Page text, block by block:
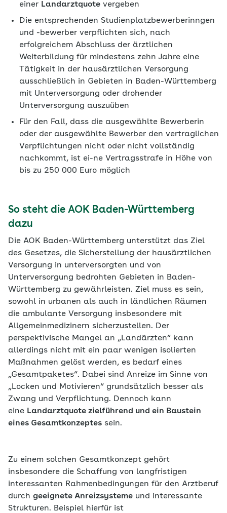
einer Landarztquote vergeben
Die entsprechenden Studienplatzbewerberinngen
und -bewerber verpflichten sich, nach
erfolgreichem Abschluss der ärztlichen
Weiterbildung für mindestens zehn Jahre eine
Tätigkeit in der hausärztlichen Versorgung
ausschließlich in Gebieten in Baden-Württemberg
mit Unterversorgung oder drohender
Unterversorgung auszuüben
Für den Fall, dass die ausgewählte Bewerberin
oder der ausgewählte Bewerber den vertraglichen
Verpflichtungen nicht oder nicht vollständig
nachkommt, ist ei-ne Vertragsstrafe in Höhe von
bis zu 250 000 Euro möglich
So steht die AOK Baden-Württemberg
dazu
Die AOK Baden-Württemberg unterstützt das Ziel
des Gesetzes, die Sicherstellung der hausärztlichen
Versorgung in unterversorgten und von
Unterversorgung bedrohten Gebieten in Baden-
Württemberg zu gewährleisten. Ziel muss es sein,
sowohl in urbanen als auch in ländlichen Räumen
die ambulante Versorgung insbesondere mit
Allgemeinmedizinern sicherzustellen. Der
perspektivische Mangel an „Landärzten“ kann
allerdings nicht mit ein paar wenigen isolierten
Maßnahmen gelöst werden, es bedarf eines
„Gesamtpaketes“. Dabei sind Anreize im Sinne von
„Locken und Motivieren“ grundsätzlich besser als
Zwang und Verpflichtung. Dennoch kann
eine Landarztquote zielführend und ein Baustein
eines Gesamtkonzeptes sein.
Zu einem solchen Gesamtkonzept gehört
insbesondere die Schaffung von langfristigen
interessanten Rahmenbedingungen für den Arztberuf
durch geeignete Anreizsysteme und interessante
Strukturen. Beispiel hierfür ist